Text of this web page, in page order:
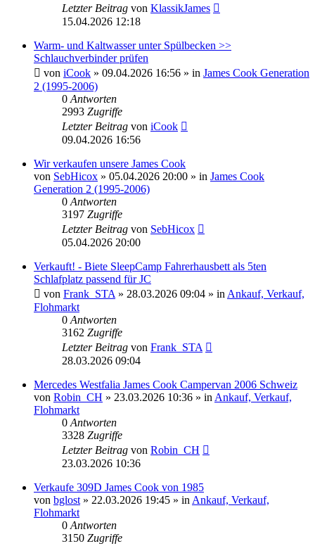
Letzter Beitrag von KlassikJames
15.04.2026 12:18
Warm- und Kaltwasser unter Spülbecken >>
Schlauchverbinder prüfen
von iCook » 09.04.2026 16:56 » in James Cook Generation
2 (1995-2006)
0 Antworten
2993 Zugriffe
Letzter Beitrag von iCook
09.04.2026 16:56
Wir verkaufen unsere James Cook
von SebHicox » 05.04.2026 20:00 » in James Cook
Generation 2 (1995-2006)
0 Antworten
3197 Zugriffe
Letzter Beitrag von SebHicox
05.04.2026 20:00
Verkauft! - Biete SleepCamp Fahrerhausbett als 5ten
Schlafplatz passend für JC
von Frank_STA » 28.03.2026 09:04 » in Ankauf, Verkauf,
Flohmarkt
0 Antworten
3162 Zugriffe
Letzter Beitrag von Frank_STA
28.03.2026 09:04
Mercedes Westfalia James Cook Campervan 2006 Schweiz
von Robin_CH » 23.03.2026 10:36 » in Ankauf, Verkauf,
Flohmarkt
0 Antworten
3328 Zugriffe
Letzter Beitrag von Robin_CH
23.03.2026 10:36
Verkaufe 309D James Cook von 1985
von bglost » 22.03.2026 19:45 » in Ankauf, Verkauf,
Flohmarkt
0 Antworten
3150 Zugriffe